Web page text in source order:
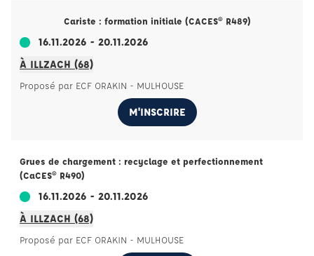
Cariste : formation initiale (CACES® R489)
16.11.2026 - 20.11.2026
À ILLZACH (68)
Proposé par ECF ORAKIN - MULHOUSE
M'INSCRIRE
Grues de chargement : recyclage et perfectionnement
(CaCES® R490)
16.11.2026 - 20.11.2026
À ILLZACH (68)
Proposé par ECF ORAKIN - MULHOUSE